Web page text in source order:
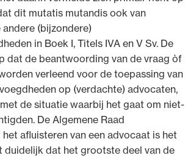
dit mutatis mutandis ook van
(bijzondere)
in Boek I, Titels IVA en V Sv. De
dat de beantwoording van de vraag òf
verleend voor de toepassing van
op (verdachte) advocaten,
de situatie waarbij het gaat om niet-
De Algemene Raad
afluisteren van een advocaat is het
duidelijk dat het grootste deel van de